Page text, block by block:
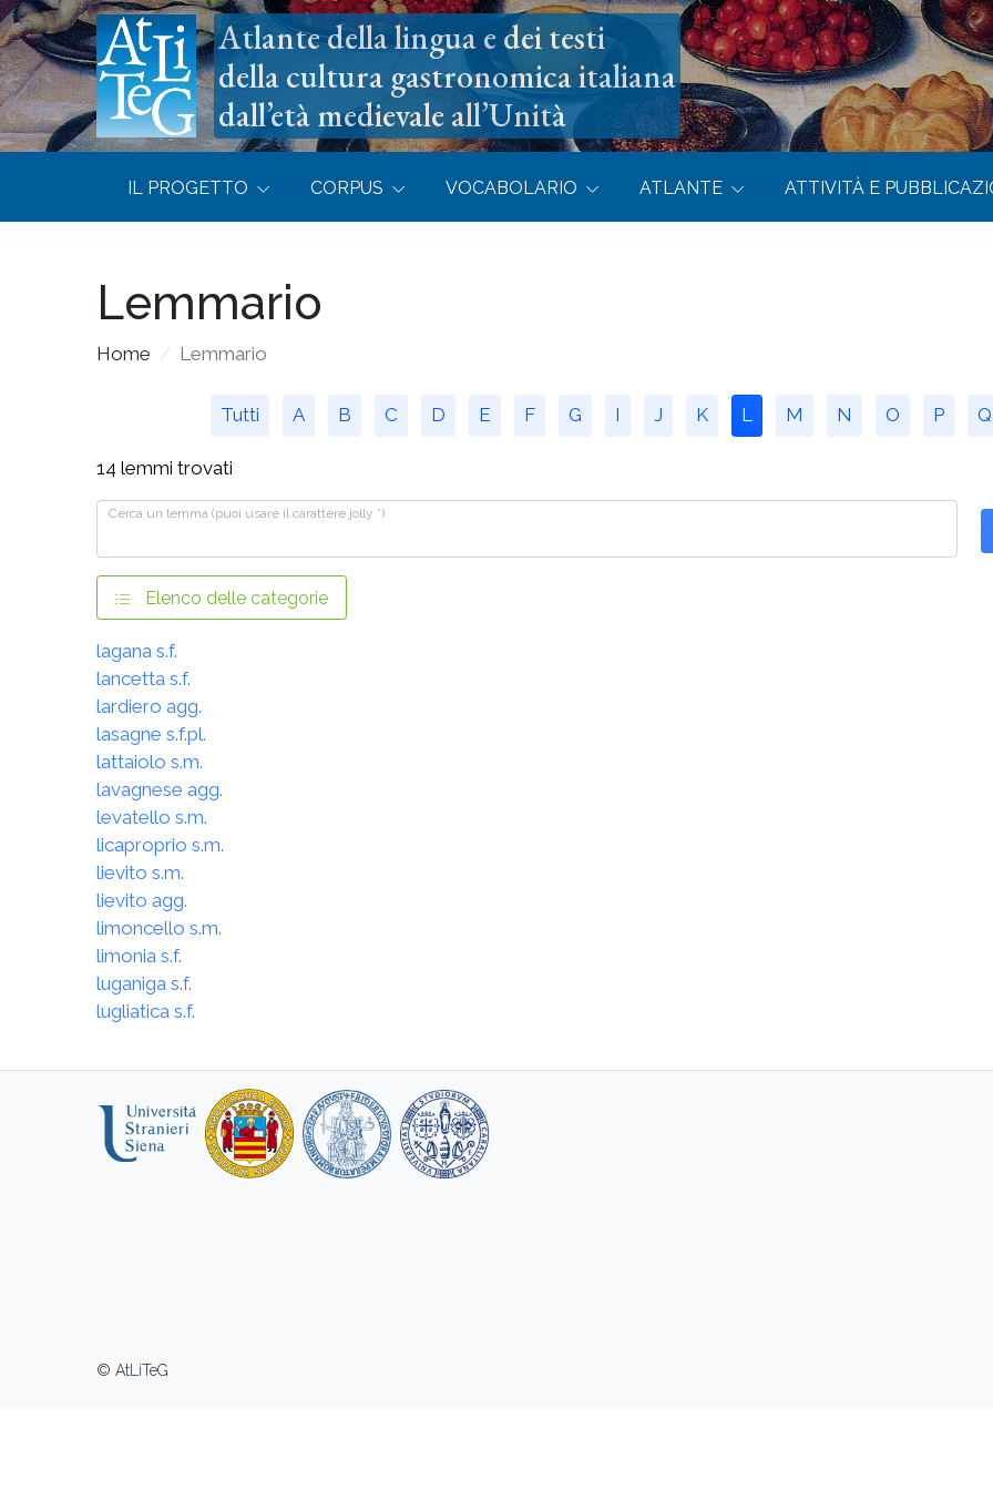
Atlante della lingua e dei testi
della cultura gastronomica italiana
dall’età medievale all’Unità
IL PROGETTO CORPUS VOCABOLARIO ATLANTE ATTIVITÀ E
Lemmario
Home Lemmario
Tutti A B C D E F G I J K L M N O P Q
14 lemmi trovati
Cerca un lemma (puoi usare il carattere jolly *)
Elenco delle categorie
lagana s.f.
lancetta s.f.
lardiero agg.
lasagne s.f.pl.
lattaiolo s.m.
lavagnese agg.
levatello s.m.
licaproprio s.m.
lievito s.m.
lievito agg.
limoncello s.m.
limonia s.f.
luganiga s.f.
lugliatica s.f.
© AtLiTeG